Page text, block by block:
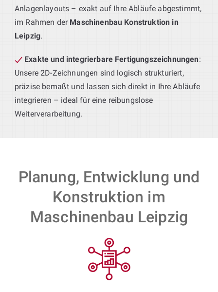
Anlagenlayouts – exakt auf Ihre Abläufe abgestimmt,
im Rahmen der Maschinenbau Konstruktion in
Leipzig.
Exakte und integrierbare Fertigungszeichnungen:
Unsere 2D-Zeichnungen sind logisch strukturiert,
präzise bemaßt und lassen sich direkt in Ihre Abläufe
integrieren – ideal für eine reibungslose
Weiterverarbeitung.
Planung, Entwicklung und
Konstruktion im
Maschinenbau Leipzig